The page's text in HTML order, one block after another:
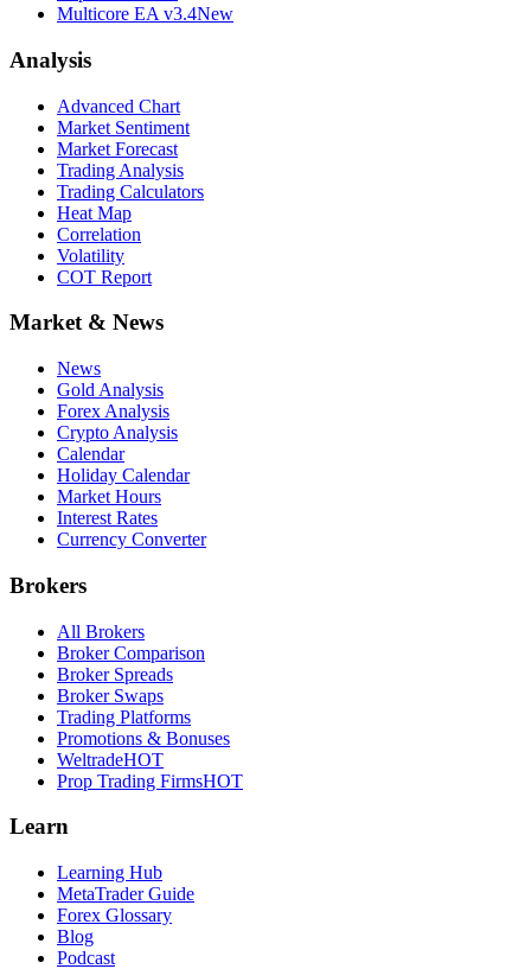
Multicore EA v3.4New
Analysis
Advanced Chart
Market Sentiment
Market Forecast
Trading Analysis
Trading Calculators
Heat Map
Correlation
Volatility
COT Report
Market & News
News
Gold Analysis
Forex Analysis
Crypto Analysis
Calendar
Holiday Calendar
Market Hours
Interest Rates
Currency Converter
Brokers
All Brokers
Broker Comparison
Broker Spreads
Broker Swaps
Trading Platforms
Promotions & Bonuses
WeltradeHOT
Prop Trading FirmsHOT
Learn
Learning Hub
MetaTrader Guide
Forex Glossary
Blog
Podcast